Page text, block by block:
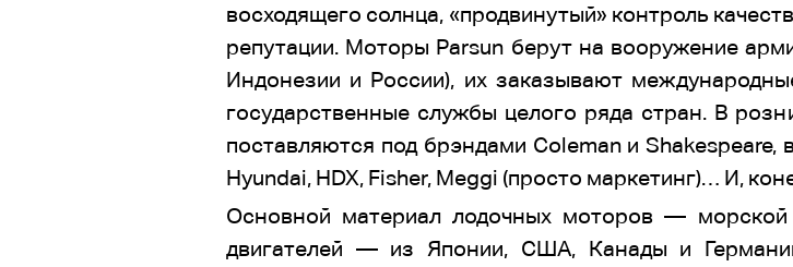
восходящего солнца, «продвинутый» контроль
репутации. Моторы Parsun берут на вооружение
Индонезии и России), их заказывают
государственные службы целого ряда стран. В
поставляются под брэндами Coleman и Shakespeare,
Hyundai, HDX, Fisher, Meggi (просто маркетинг)… И,
Основной материал лодочных моторов —
двигателей — из Японии, США, Канады и